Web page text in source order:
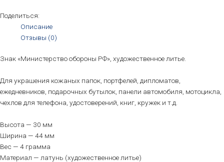
Поделиться:
Описание
Отзывы (0)
Знак «Министерство обороны РФ», художественное литье.
Для украшения кожаных папок, портфелей, дипломатов,
ежедневников, подарочных бутылок, панели автомобиля, мотоцикла,
чехлов для телефона, удостоверений, книг, кружек и т.д.
Высота — 30 мм
Ширина — 44 мм
Вес — 4 грамма
Материал — латунь (художественное литье)